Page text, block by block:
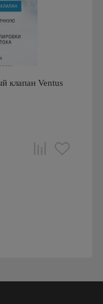
клапан Ventus